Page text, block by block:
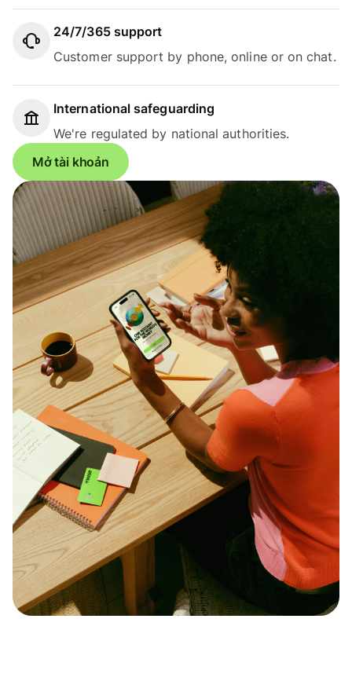
24/7/365 support
Customer support by phone, online or on chat.
International safeguarding
We're regulated by national authorities.
Mở tài khoản